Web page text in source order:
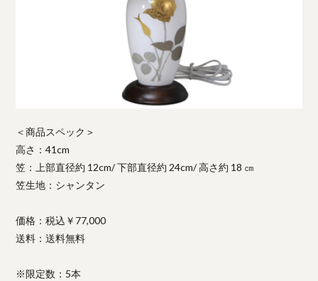
＜商品スペック＞
高さ：41cm
笠：上部直径約 12cm/ 下部直径約 24cm/ 高さ約 18 ㎝
笠生地：シャンタン
価格：税込￥77,000
送料：送料無料
※限定数：5本